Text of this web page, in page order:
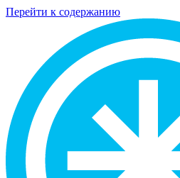
Перейти к содержанию